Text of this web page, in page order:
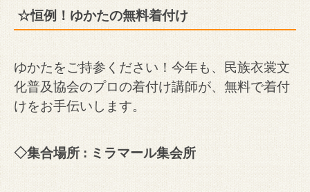
☆恒例！ゆかたの無料着付け
ゆかたをご持参ください！ 今年も、民族衣裳文
化普及協会のプロの着付け講師が、無料で着付
けをお手伝いします。
◇集合場所 : ミラマール集会所